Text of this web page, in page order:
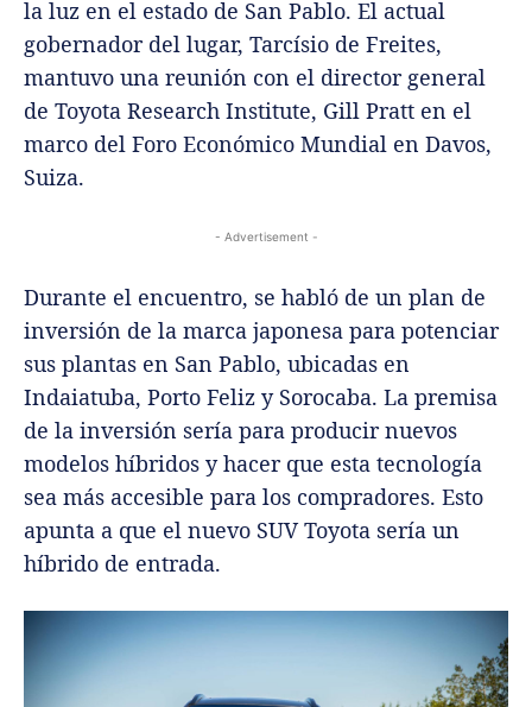
la luz en el estado de San Pablo. El actual
gobernador del lugar, Tarcísio de Freites,
mantuvo una reunión con el director general
de Toyota Research Institute, Gill Pratt en el
marco del Foro Económico Mundial en Davos,
Suiza.
- Advertisement -
Durante el encuentro, se habló de un plan de
inversión de la marca japonesa para potenciar
sus plantas en San Pablo, ubicadas en
Indaiatuba, Porto Feliz y Sorocaba. La premisa
de la inversión sería para producir nuevos
modelos híbridos y hacer que esta tecnología
sea más accesible para los compradores. Esto
apunta a que el nuevo SUV Toyota sería un
híbrido de entrada.